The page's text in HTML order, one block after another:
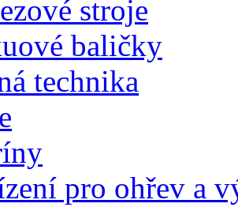
stroje
baličky
technika
pro ohřev a